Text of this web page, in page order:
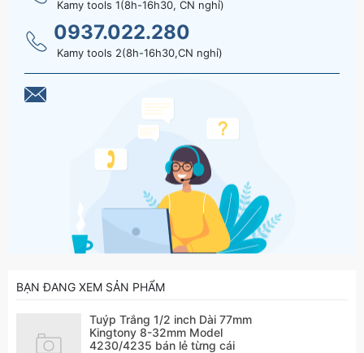
Kamy tools 1(8h-16h30, CN nghỉ)
0937.022.280
Kamy tools 2(8h-16h30,CN nghỉ)
BẠN ĐANG XEM SẢN PHẨM
Tuýp Trắng 1/2 inch Dài 77mm
Kingtony 8-32mm Model
4230/4235 bán lẻ từng cái